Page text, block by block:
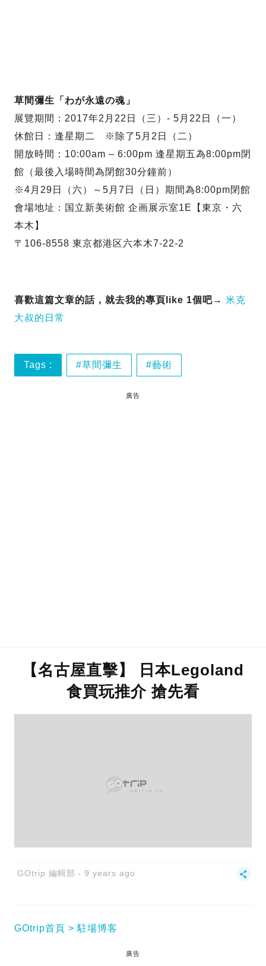
草間彌生「わが永遠の魂」
展覽期間：2017年2月22日（三）- 5月22日（一）
休館日：逢星期二 ※除了5月2日（二）
開放時間：10:00am – 6:00pm 逢星期五為8:00pm閉
館（最後入場時間為閉館30分鐘前）
※4月29日（六）～5月7日（日）期間為8:00pm閉館
會場地址：国立新美術館 企画展示室1E【東京・六
本木】
〒106-8558 東京都港区六本木7-22-2
喜歡這篇文章的話，就去我的專頁like 1個吧→ 米克
大叔的日常
Tags : 草間彌生 藝術
廣告
【名古屋直擊】 日本Legoland
食買玩推介 搶先看
GOtrip 編輯部 9 years ago
GOtrip首頁 駐場博客
廣告